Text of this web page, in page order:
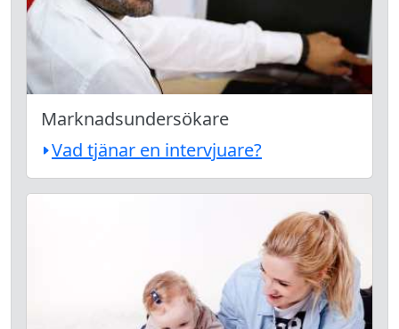
Marknadsundersökare
Vad tjänar en intervjuare?